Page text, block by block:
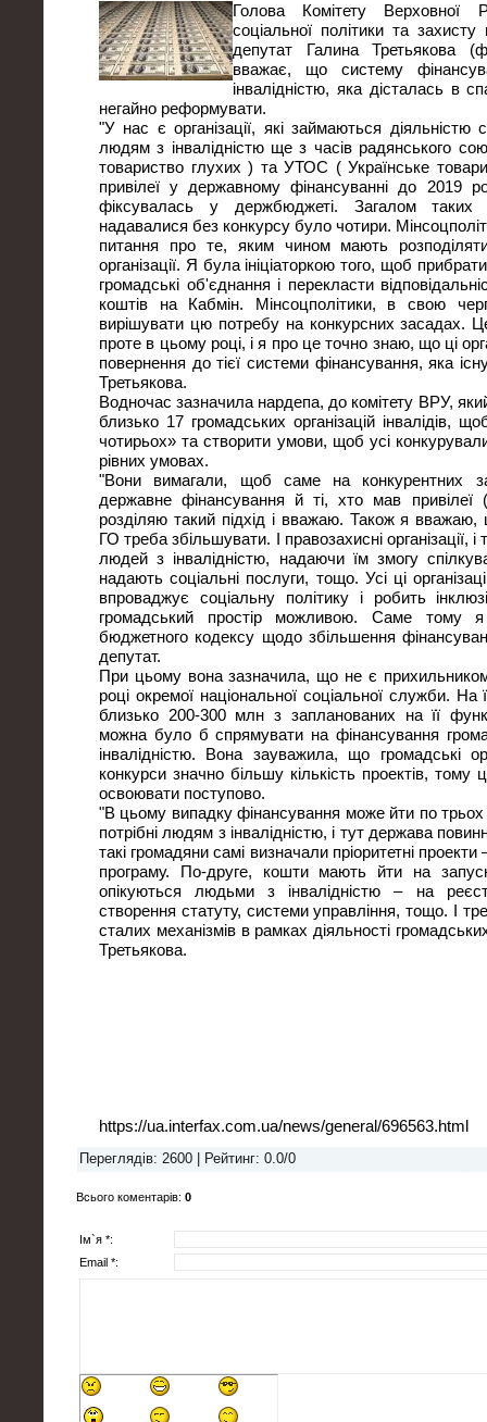
Голова Комітету Верховної
соціальної політики та
депутат Галина Третьякова
вважає, що систему
інвалідністю, яка дісталась в
негайно реформувати.
"У нас є організації, які займаються
людям з інвалідністю ще з часів радянського
товариство глухих ) та УТОС ( Українське
привілеї у державному фінансуванні до 2019
фіксувалась у держбюджеті. Загалом таких
надавалися без конкурсу було чотири.
питання про те, яким чином мають
організації. Я була ініціаторкою того, щоб
громадські об'єднання і перекласти
коштів на Кабмін. Мінсоцполітики, в свою
вирішувати цю потребу на конкурсних засадах.
проте в цьому році, і я про це точно знаю, що ці
повернення до тієї системи фінансування, яка
Третьякова.
Водночас зазначила нардепа, до комітету ВРУ,
близько 17 громадських організацій інвалідів,
чотирьох» та створити умови, щоб усі
рівних умовах.
"Вони вимагали, щоб саме на конкурентних
державне фінансування й ті, хто мав
розділяю такий підхід і вважаю. Також я
ГО треба збільшувати. І правозахисні організації,
людей з інвалідністю, надаючи їм змогу
надають соціальні послуги, тощо. Усі ці
впроваджує соціальну політику і робить
громадський простір можливою. Саме тому
бюджетного кодексу щодо збільшення
депутат.
При цьому вона зазначила, що не є
році окремої національної соціальної служби. На
близько 200-300 млн з запланованих на її
можна було б спрямувати на фінансування
інвалідністю. Вона зауважила, що громадські
конкурси значно більшу кількість проектів,
освоювати поступово.
"В цьому випадку фінансування може йти по
потрібні людям з інвалідністю, і тут держава
такі громадяни самі визначали пріоритетні
програму. По-друге, кошти мають йти на
опікуються людьми з інвалідністю – на
створення статуту, системи управління, тощо. І
сталих механізмів в рамках діяльності
Третьякова.
https://ua.interfax.com.ua/news/general/696563.html
Переглядів: 2600 | Рейтинг: 0.0/0
Всього коментарів: 0
Ім`я *:
Email *: